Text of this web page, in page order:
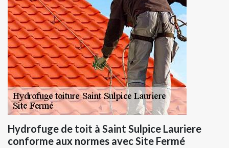
Hydrofuge de toit à Saint Sulpice Lauriere
conforme aux normes avec Site Fermé